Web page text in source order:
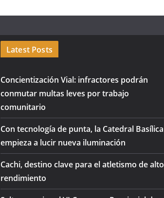
Latest Posts
Concientización Vial: infractores podrán
conmutar multas leves por trabajo
comunitario
Con tecnología de punta, la Catedral Basílica
empieza a lucir nueva iluminación
Cachi, destino clave para el atletismo de alto
rendimiento